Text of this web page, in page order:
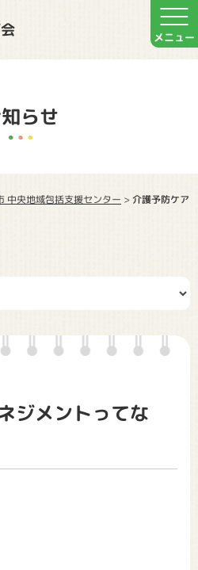
らせ
中央地域包括支援センター >介護予防ケア
ジメントってな